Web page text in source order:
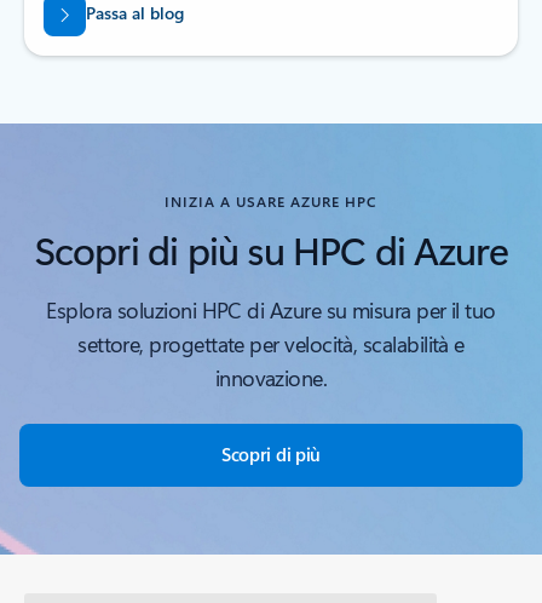
Passa al blog
INIZIA A USARE AZURE HPC
Scopri di più su HPC di Azure
Esplora soluzioni HPC di Azure su misura per il tuo
settore, progettate per velocità, scalabilità e
innovazione.
Scopri di più